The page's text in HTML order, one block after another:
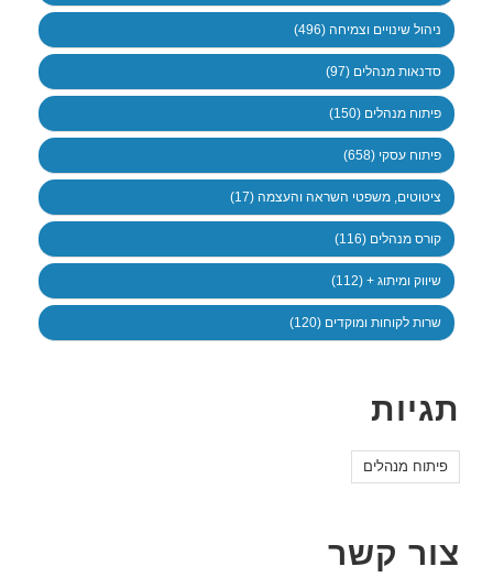
ניהול שינויים וצמיחה (496)
סדנאות מנהלים (97)
פיתוח מנהלים (150)
פיתוח עסקי (658)
ציטוטים, משפטי השראה והעצמה (17)
קורס מנהלים (116)
שיווק ומיתוג + (112)
שרות לקוחות ומוקדים (120)
תגיות
פיתוח מנהלים
צור קשר